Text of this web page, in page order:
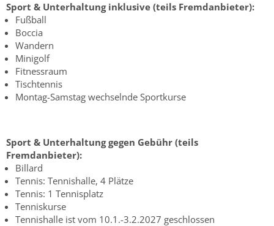
Sport & Unterhaltung inklusive (teils Fremdanbieter):
Fußball
Boccia
Wandern
Minigolf
Fitnessraum
Tischtennis
Montag-Samstag wechselnde Sportkurse
Sport & Unterhaltung gegen Gebühr (teils
Fremdanbieter):
Billard
Tennis: Tennishalle, 4 Plätze
Tennis: 1 Tennisplatz
Tenniskurse
Tennishalle ist vom 10.1.-3.2.2027 geschlossen